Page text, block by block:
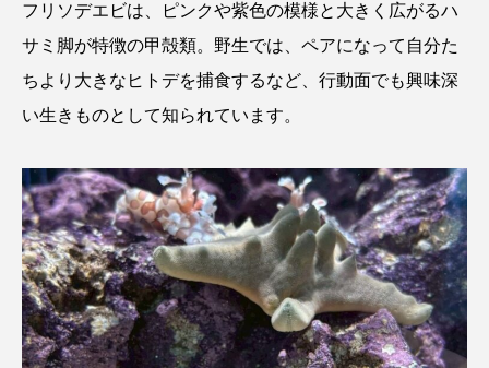
アユ アリアケギバチ アリゲーターガー
イッカク イトウ イトヒキアジ
イトヨリダイ イモリ イラスト
イリエワニ イワナ インドネシア
ウツボ ウナギ ウバザメ
ウマヅラハギ ウミウシ エイ
フリソデエビは、ピンクや紫色の模様と大きく広がるハ
サミ脚が特徴の甲殻類。野生では、ペアになって自分た
ちより大きなヒトデを捕食するなど、行動面でも興味深
い生きものとして知られています。